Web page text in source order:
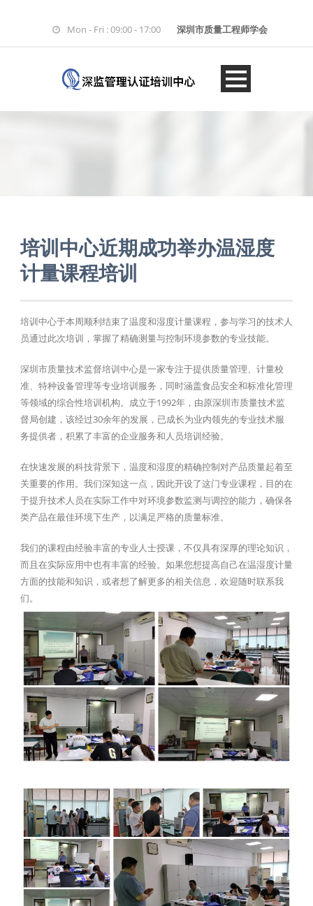
Mon - Fri : 09:00 - 17:00 深圳市质量工程师学会
培训中心近期成功举办温湿度
计量课程培训
培训中心于本周顺利结束了温度和湿度计量课程，参与学习的技术人
员通过此次培训，掌握了精确测量与控制环境参数的专业技能。
深圳市质量技术监督培训中心是一家专注于提供质量管理、计量校
准、特种设备管理等专业培训服务，同时涵盖食品安全和标准化管理
等领域的综合性培训机构。成立于1992年，由原深圳市质量技术监
督局创建，该经过30余年的发展，已成长为业内领先的专业技术服
务提供者，积累了丰富的企业服务和人员培训经验。
在快速发展的科技背景下，温度和湿度的精确控制对产品质量起着至
关重要的作用。我们深知这一点，因此开设了这门专业课程，目的在
于提升技术人员在实际工作中对环境参数监测与调控的能力，确保各
类产品在最佳环境下生产，以满足严格的质量标准。
我们的课程由经验丰富的专业人士授课，不仅具有深厚的理论知识，
而且在实际应用中也有丰富的经验。如果您想提高自己在温湿度计量
方面的技能和知识，或者想了解更多的相关信息，欢迎随时联系我
们。